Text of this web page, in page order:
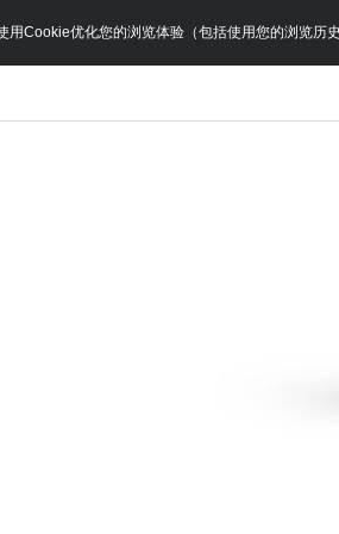
用Cookie优化您的浏览体验（包括使用您的浏览历